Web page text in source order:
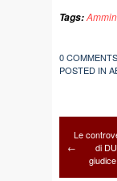
Tags:
0 COMMENTS
POSTED IN
←
Le
di